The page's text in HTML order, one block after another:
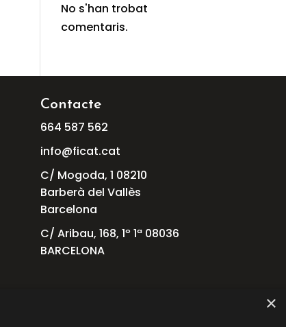
No s'han trobat
comentaris.
Contacte
664 587 562
info@ficat.cat
C/ Mogoda, 1 08210
Barberà del Vallès
Barcelona
C/ Aribau, 168, 1º 1ª 08036
BARCELONA
×